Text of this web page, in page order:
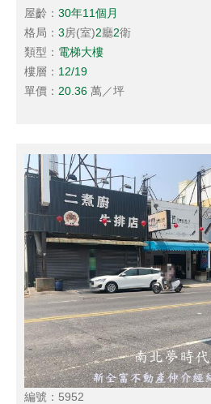
屋齡：30年11個月
格局：3房(室)2廳2衛
類型： 電梯大樓
樓層： 12/19
單價： 20.36 萬／坪
編號：5952